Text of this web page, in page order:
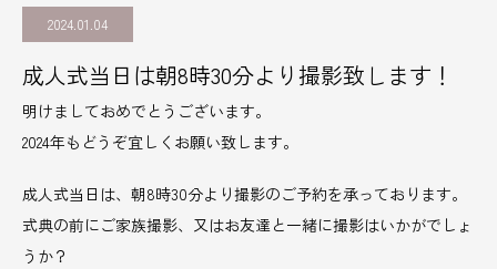
2024.01.04
成人式当日は朝8時30分より撮影致します！
明けましておめでとうございます。
2024年もどうぞ宜しくお願い致します。
成人式当日は、朝8時30分より撮影のご予約を承っております。
式典の前にご家族撮影、又はお友達と一緒に撮影はいかがでしょ
うか？